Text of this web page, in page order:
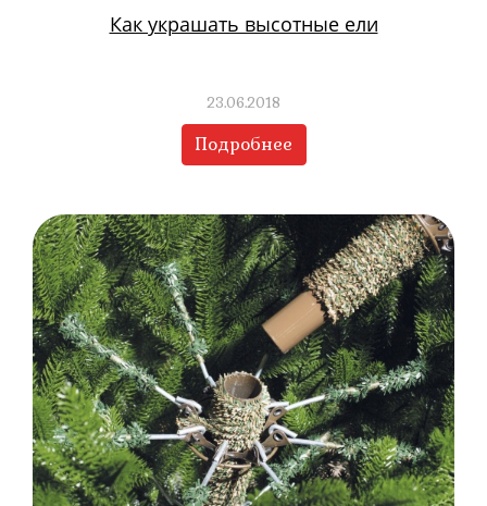
Как украшать высотные ели
23.06.2018
Подробнее